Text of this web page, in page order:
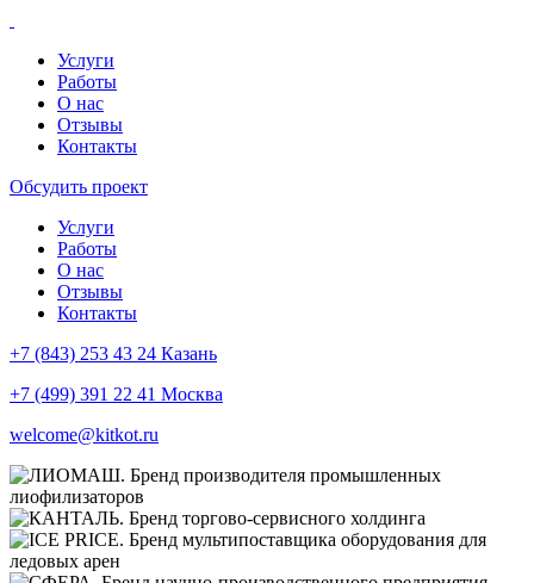
Услуги
Работы
О нас
Отзывы
Контакты
Обсудить проект
Услуги
Работы
О нас
Отзывы
Контакты
+7 (843) 253 43 24 Казань
+7 (499) 391 22 41 Москва
welcome@kitkot.ru